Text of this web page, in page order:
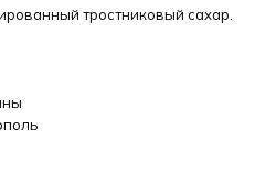
тростниковый сахар.